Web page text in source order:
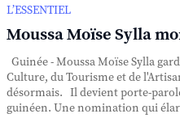
L’ESSENTIEL
Moussa Moïse Sylla
Guinée - Moussa Moïse Sylla
Culture, du Tourisme et de
désormais. Il devient porte-
guinéen. Une nomination qui